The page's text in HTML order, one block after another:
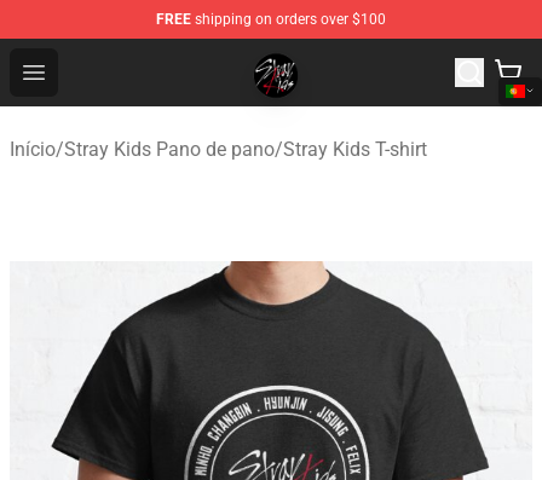
FREE shipping on orders over $100
Open menu
Stray Kids Shop - Official Stray Kids Merchandise Store
Início/Stray Kids Pano de pano/Stray Kids T-shirt